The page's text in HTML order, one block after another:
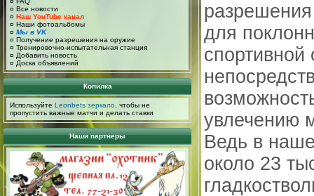
¤ Все новости
¤ Наш YouTube канал
¤ Наши фотоальбомы
¤ Мы в VK
¤ Получение разрешения на оружие
¤ Тренировочно-испытательная станция
¤ Добавить новость
¤ Доска объявлений
Копилка
Используйте Leonbets зеркало , чтобы не
пропустить важные матчи и делать ставки
Наши партнеры
для
спортивной
увлечению
Ведь в
около 23